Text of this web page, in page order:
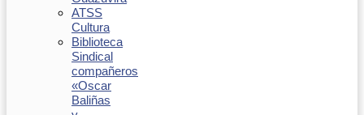
ATSS
Cultura
Biblioteca
Sindical
compañeros
«Oscar
Baliñas